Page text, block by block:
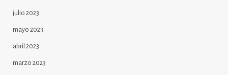
julio 2023
mayo 2023
abril 2023
marzo 2023